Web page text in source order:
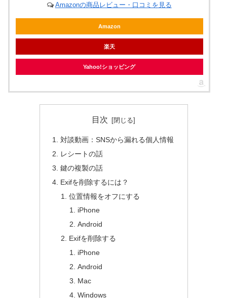
Amazonの商品レビュー・口コミを見る
Amazon
楽天
Yahoo!ショッピング
目次
対談動画：SNSから漏れる個人情報
レシートの話
鍵の複製の話
Exifを削除するには？
位置情報をオフにする
iPhone
Android
Exifを削除する
iPhone
Android
Mac
Windows